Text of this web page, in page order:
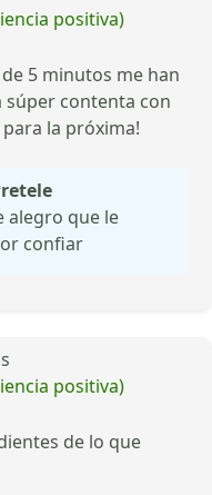
positiva)
5 minutos me han
contenta con
la próxima!
alegro que le
confiar
positiva)
de lo que